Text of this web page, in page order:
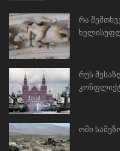
რა
რუს
ომი